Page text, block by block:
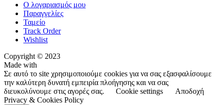
Ο λογαριασμός μου
Παραγγελίες
Ταμείο
Track Order
Wishlist
Copyright © 2023
Made with
Σε αυτό το site χρησιμοποιούμε cookies για να σας εξασφαλίσουμε
την καλύτερη δυνατή εμπειρία πλοήγησης και να σας
διευκολύνουμε στις αγορές σας.
Cookie settings
Αποδοχή
Privacy & Cookies Policy